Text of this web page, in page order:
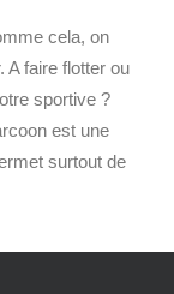
cela, on
A faire flotter ou
sportive ?
est une
surtout de